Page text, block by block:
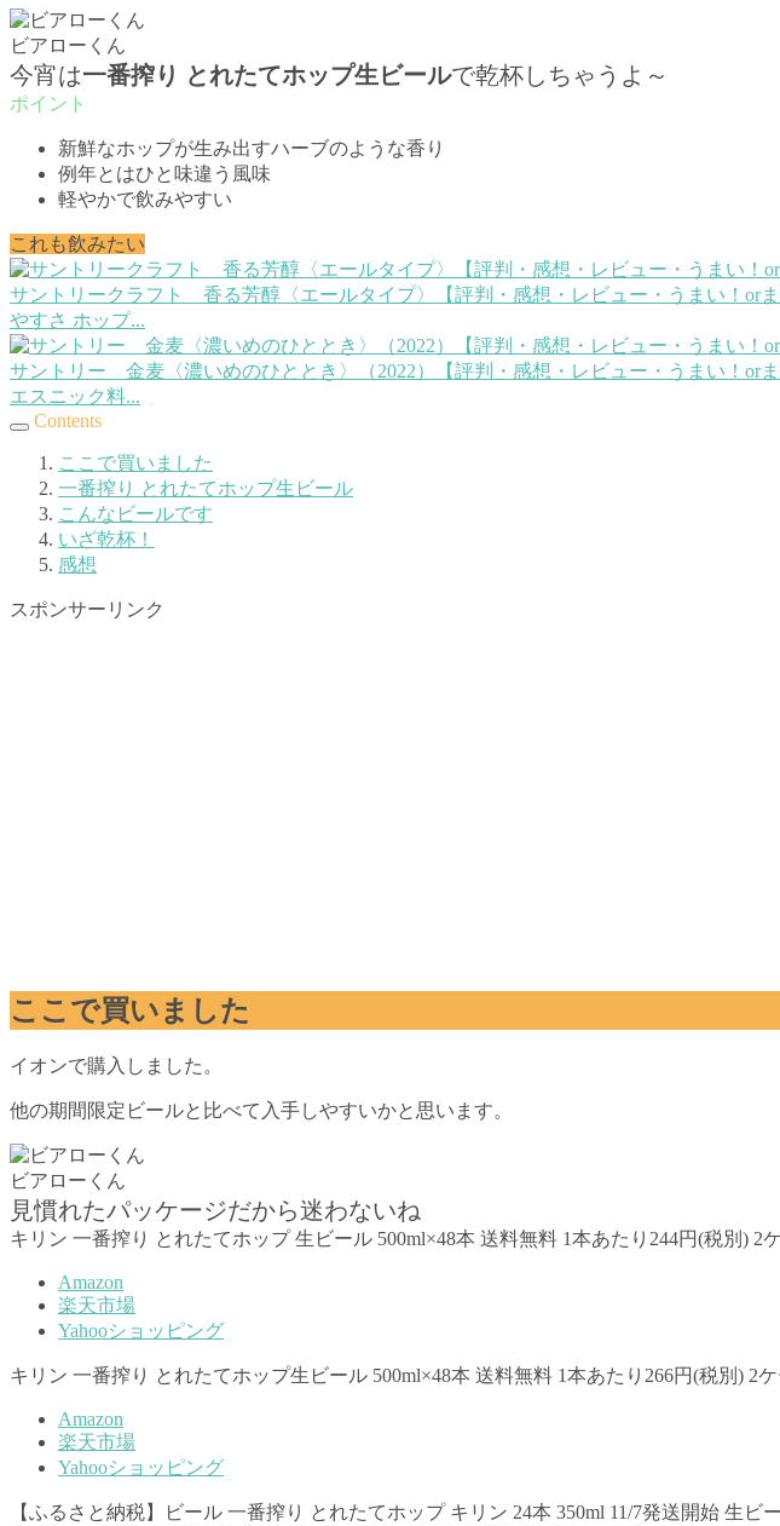
ビアローくん
今宵は一番搾り とれたてホップ生ビールで乾杯しちゃうよ～
新鮮なホップが生み出すハーブのような香り
例年とはひと味違う風味
軽やかで飲みやすい
これも飲みたい
サントリークラフト 香る芳醇〈エールタイプ〉【評判・感想・レビュー・うまい！orま
やすさ ホップ...
サントリー 金麦〈濃いめのひととき〉（2022）【評判・感想・レビュー・うまい！orま
エスニック料...
Contents
ここで買いました
一番搾り とれたてホップ生ビール
こんなビールです
いざ乾杯！
感想
スポンサーリンク
ここで買いました
イオンで購入しました。
他の期間限定ビールと比べて入手しやすいかと思います。
ビアローくん
見慣れたパッケージだから迷わないね
キリン 一番搾り とれたてホップ 生ビール 500ml×48本 送料無料 1本あたり244円(税別) 2
Amazon
楽天市場
Yahooショッピング
キリン 一番搾り とれたてホップ生ビール 500ml×48本 送料無料 1本あたり266円(税別) 2
Amazon
楽天市場
Yahooショッピング
【ふるさと納税】ビール 一番搾り とれたてホップ キリン 24本 350ml 11/7発送開始 生